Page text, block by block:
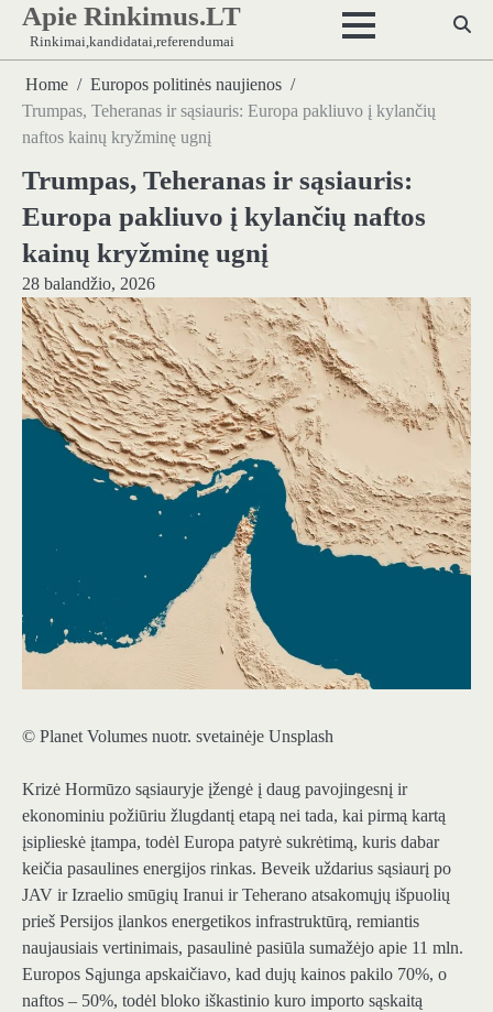
Skip
content
Apie Rinkimus.LT
Rinkimai,kandidatai,referendumai
Home
Europos politinės naujienos
Trumpas, Teheranas ir sąsiauris: Europa pakliuvo į kylančių
naftos kainų kryžminę ugnį
Trumpas, Teheranas ir sąsiauris:
Europa pakliuvo į kylančių naftos
kainų kryžminę ugnį
28 balandžio, 2026
© Planet Volumes nuotr. svetainėje Unsplash
Krizė Hormūzo sąsiauryje įžengė į daug pavojingesnį ir
ekonominiu požiūriu žlugdantį etapą nei tada, kai pirmą kartą
įsiplieskė įtampa, todėl Europa patyrė sukrėtimą, kuris dabar
keičia pasaulines energijos rinkas. Beveik uždarius sąsiaurį po
JAV ir Izraelio smūgių Iranui ir Teherano atsakomųjų išpuolių
prieš Persijos įlankos energetikos infrastruktūrą, remiantis
naujausiais vertinimais, pasaulinė pasiūla sumažėjo apie 11 mln.
Europos Sąjunga apskaičiavo, kad dujų kainos pakilo 70%, o
naftos – 50%, todėl bloko iškastinio kuro importo sąskaitą